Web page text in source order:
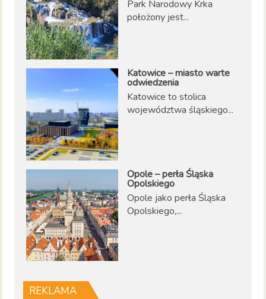
Park Narodowy Krka
położony jest...
Katowice – miasto warte
odwiedzenia
Katowice to stolica
województwa śląskiego...
Opole – perła Śląska
Opolskiego
Opole jako perła Śląska
Opolskiego,...
REKLAMA